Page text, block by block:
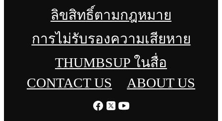
ลิขสิทธิ์ตามกฎหมาย
การไม่รับรองความเสียหาย
THUMBSUP ในสื่อ
CONTACT US
ABOUT US